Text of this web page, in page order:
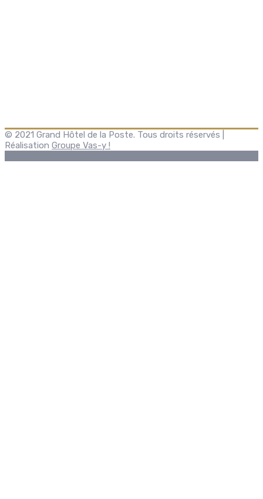
© 2021 Grand Hôtel de la Poste. Tous droits réservés |
Réalisation Groupe Vas-y !